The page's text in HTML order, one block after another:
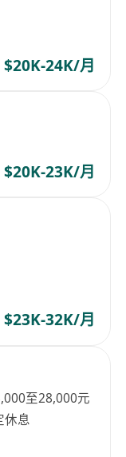
$20K-24K/月
$20K-23K/月
$23K-32K/月
至28,000元
休息